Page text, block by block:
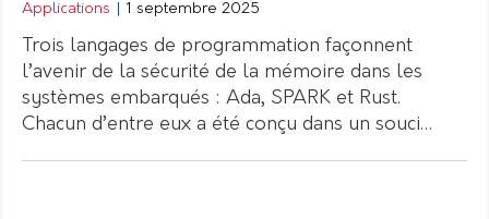
Applications 1 septembre 2025
Trois langages de programmation façonnent
l’avenir de la sécurité de la mémoire dans les
systèmes embarqués : Ada, SPARK et Rust.
Chacun d’entre eux a été conçu dans un souci…